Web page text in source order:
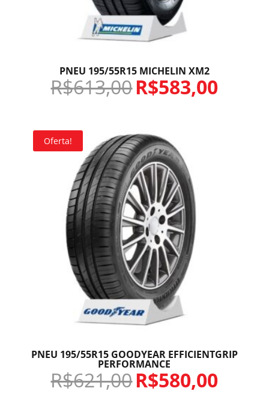
PNEU 195/55R15 MICHELIN XM2
R$613,00R$583,00
Oferta!
PNEU 195/55R15 GOODYEAR EFFICIENTGRIP
PERFORMANCE
R$621,00R$580,00